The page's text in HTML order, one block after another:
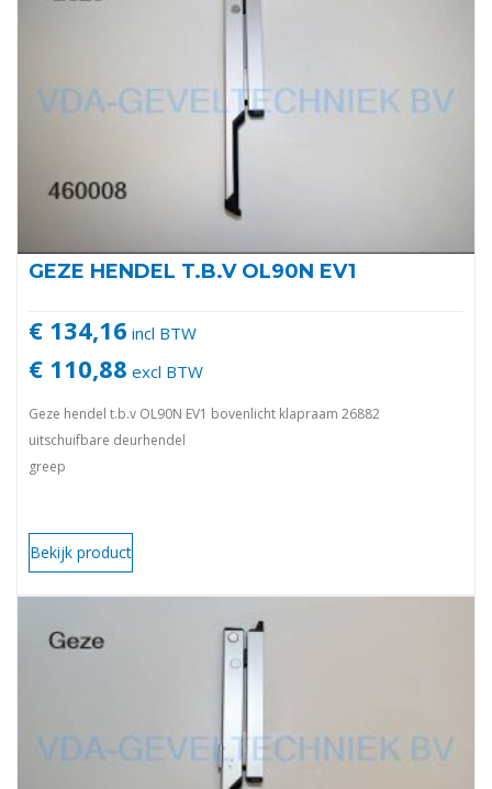
GEZE HENDEL T.B.V OL90N EV1
€ 134,16 incl BTW
€ 110,88 excl BTW
Geze hendel t.b.v OL90N EV1 bovenlicht klapraam 26882
uitschuifbare deurhendel
greep
Bekijk product